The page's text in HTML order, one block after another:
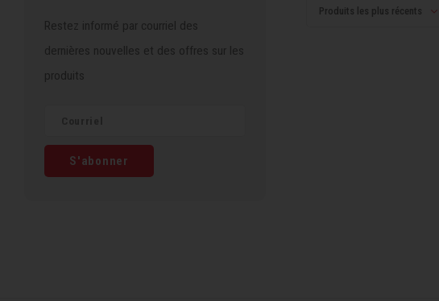
Restez informé par courriel des
dernières nouvelles et des offres sur les
produits
S'abonner
Produits les plus récents